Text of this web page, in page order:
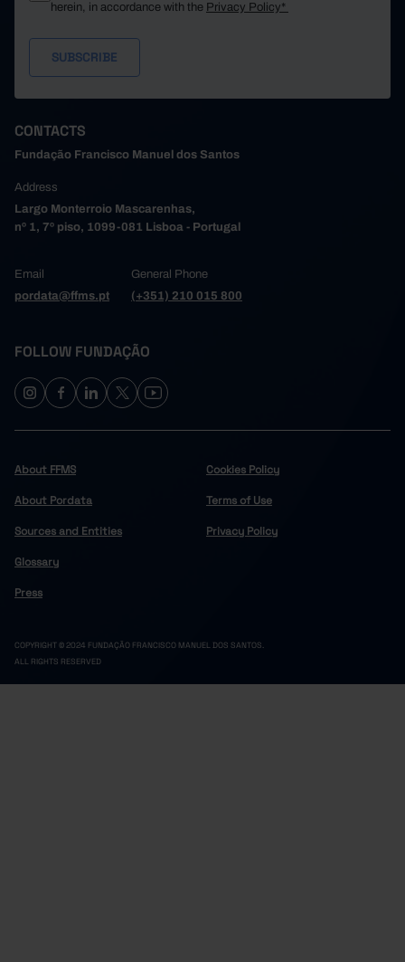
herein, in accordance with the Privacy Policy*
CONTACTS
Fundação Francisco Manuel dos Santos
Address
Largo Monterroio Mascarenhas,
nº 1, 7º piso, 1099-081 Lisboa - Portugal
Email
pordata@ffms.pt
General Phone
(+351) 210 015 800
FOLLOW FUNDAÇÃO
About FFMS
About Pordata
Sources and Entities
Glossary
Press
Cookies Policy
Terms of Use
Privacy Policy
COPYRIGHT © 2024 FUNDAÇÃO FRANCISCO MANUEL DOS SANTOS.
ALL RIGHTS RESERVED